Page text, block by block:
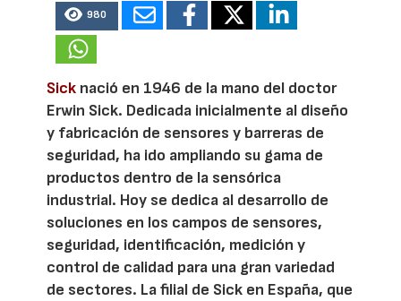
980
Sick nació en 1946 de la mano del doctor
Erwin Sick. Dedicada inicialmente al diseño
y fabricación de sensores y barreras de
seguridad, ha ido ampliando su gama de
productos dentro de la sensórica
industrial. Hoy se dedica al desarrollo de
soluciones en los campos de sensores,
seguridad, identificación, medición y
control de calidad para una gran variedad
de sectores. La filial de Sick en España, que